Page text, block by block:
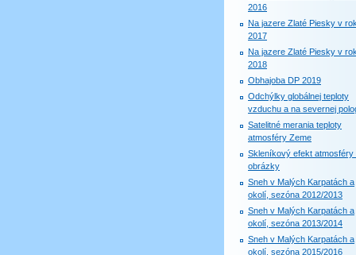
2016
Na jazere Zlaté Piesky v
2017
Na jazere Zlaté Piesky v
2018
Obhajoba DP 2019
Odchýlky globálnej teploty
vzduchu a na severnej
Satelitné merania teploty
atmosféry Zeme
Skleníkový efekt atmosféry
obrázky
Sneh v Malých Karpatách a
okolí, sezóna 2012/2013
Sneh v Malých Karpatách a
okolí, sezóna 2013/2014
Sneh v Malých Karpatách a
okolí, sezóna 2015/2016